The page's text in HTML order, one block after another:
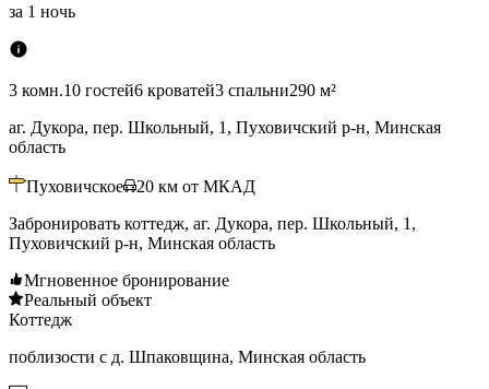
за 1 ночь
3 комн.10 гостей6 кроватей3 спальни290 м²
аг. Дукора, пер. Школьный, 1, Пуховичский р-н, Минская
область
Пуховичское 20 км от МКАД
Забронировать коттедж, аг. Дукора, пер. Школьный, 1,
Пуховичский р-н, Минская область
Мгновенное бронирование
Реальный объект
Коттедж
поблизости с д. Шпаковщина, Минская область